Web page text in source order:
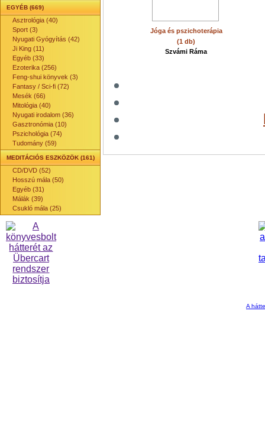
EGYÉB (669)
Asztrológia (40)
Sport (3)
Nyugati Gyógyítás (42)
Ji King (11)
Egyéb (33)
Ezoterika (256)
Feng-shui könyvek (3)
Fantasy / Sci-fi (72)
Mesék (66)
Mitológia (40)
Nyugati irodalom (36)
Gasztronómia (10)
Pszichológia (74)
Tudomány (59)
MEDITÁCIÓS ESZKÖZÖK (161)
CD/DVD (52)
Hosszú mála (50)
Egyéb (31)
Málák (39)
Csukló mála (25)
Jóga és pszichoterápia
(1 db)
Szvámi Ráma
A